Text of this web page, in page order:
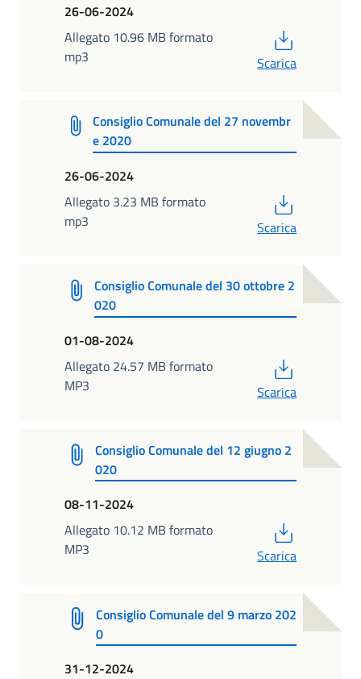
26-06-2024
Allegato 10.96 MB formato
mp3
Scarica
Consiglio Comunale del 27 novembr
e 2020
26-06-2024
Allegato 3.23 MB formato
mp3
Scarica
Consiglio Comunale del 30 ottobre 2
020
01-08-2024
Allegato 24.57 MB formato
MP3
Scarica
Consiglio Comunale del 12 giugno 2
020
08-11-2024
Allegato 10.12 MB formato
MP3
Scarica
Consiglio Comunale del 9 marzo 202
0
31-12-2024